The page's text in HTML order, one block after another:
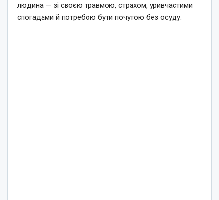
людина — зі своєю травмою, страхом, уривчастими
спогадами й потребою бути почутою без осуду.